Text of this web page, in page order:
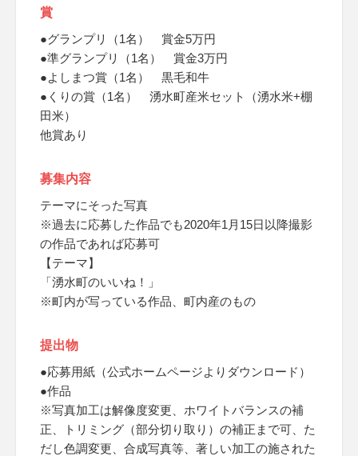
賞
●グランプリ（1名） 賞金5万円
●準グランプリ（1名） 賞金3万円
●よしまつ賞（1名） 黒毛和牛
●くりの賞（1名） 湧水町産米セット（湧水米+棚
田米）
他賞あり
募集内容
テーマにそった写真
※過去に応募した作品でも2020年1月15日以降撮影
の作品であれば応募可
【テーマ】
「湧水町のいいね！」
※町内が写っている作品、町内産のもの
提出物
●応募用紙（公式ホームページよりダウンロード）
●作品
※写真加工は解像度変更、ホワイトバランスの補
正、トリミング（部分切り取り）の補正まで可、た
だし色調変更、合成写真等、著しい加工の施された